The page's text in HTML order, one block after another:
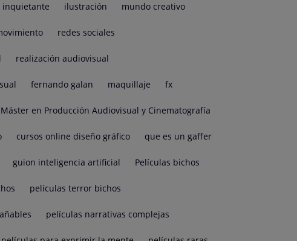
inquietante ilustración mundo creativo
redes sociales
realización audiovisual
fernando galan maquillaje fx
Máster en Producción Audiovisual y Cinematografía
cursos online diseño gráfico que es un gaffer
guion inteligencia artificial Películas bichos
películas terror bichos
películas narrativas complejas